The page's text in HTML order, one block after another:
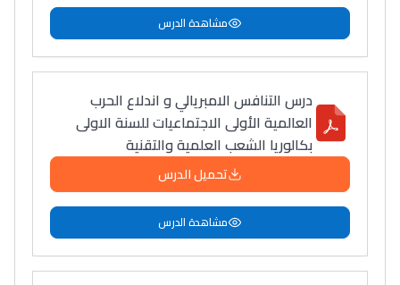
مشاهدة الدرس
درس التنافس الامبريالي و اندلاع الحرب
العالمية الأولى الاجتماعيات للسنة الاولى
بكالوريا الشعب العلمية والتقنية
تحميل الدرس
مشاهدة الدرس